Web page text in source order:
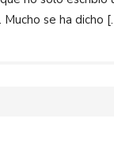
se ha dicho